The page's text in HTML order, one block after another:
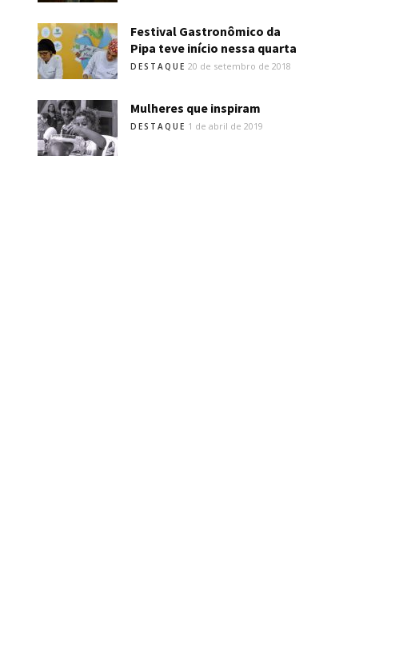
Festival Gastronômico da
Pipa teve início nessa quarta
DESTAQUE 20 de setembro de 2018
Mulheres que inspiram
DESTAQUE 1 de abril de 2019